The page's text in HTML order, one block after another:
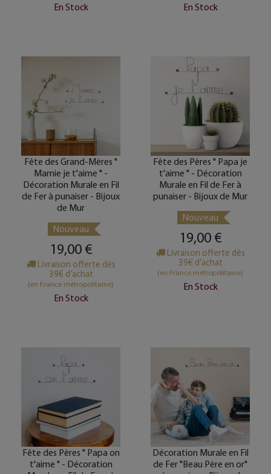
En Stock En Stock
Fête des Grand-Mères "
Mamie je t'aime " -
Décoration Murale en Fil
de Fer à punaiser - Bijoux
de Mur
Nouveau
19,00 €
Livraison offerte dès
39€ d’achat
(en France métropolitaine)
En Stock
Fête des Pères " Papa je
t'aime " - Décoration
Murale en Fil de Fer à
punaiser - Bijoux de Mur
Nouveau
19,00 €
Livraison offerte dès
39€ d’achat
(en France métropolitaine)
En Stock
Fête des Pères " Papa on
t'aime " - Décoration
Décoration Murale en Fil
de Fer "Beau Père en or"